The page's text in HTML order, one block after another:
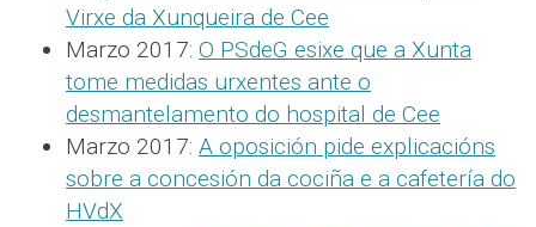
Virxe da Xunqueira de Cee
Marzo 2017: O PSdeG esixe que a Xunta
tome medidas urxentes ante o
desmantelamento do hospital de Cee
Marzo 2017: A oposición pide explicacións
sobre a concesión da cociña e a cafetería do
HVdX